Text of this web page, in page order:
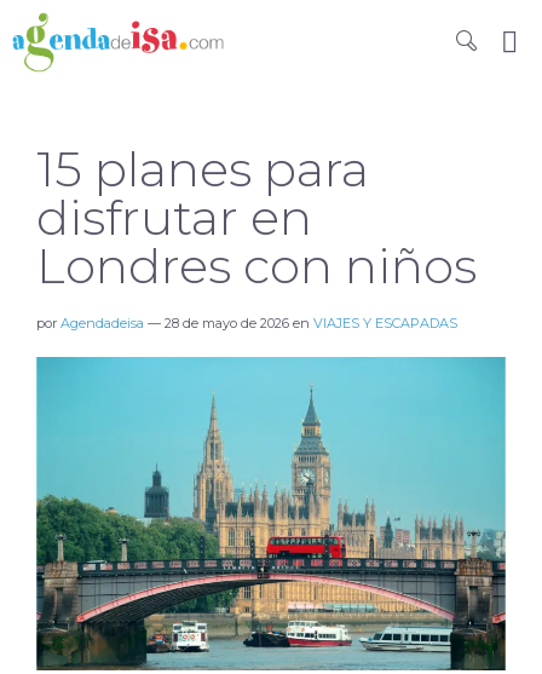
15 planes para
disfrutar en
Londres con niños
por Agendadeisa — 28 de mayo de 2026 en VIAJES Y ESCAPADAS